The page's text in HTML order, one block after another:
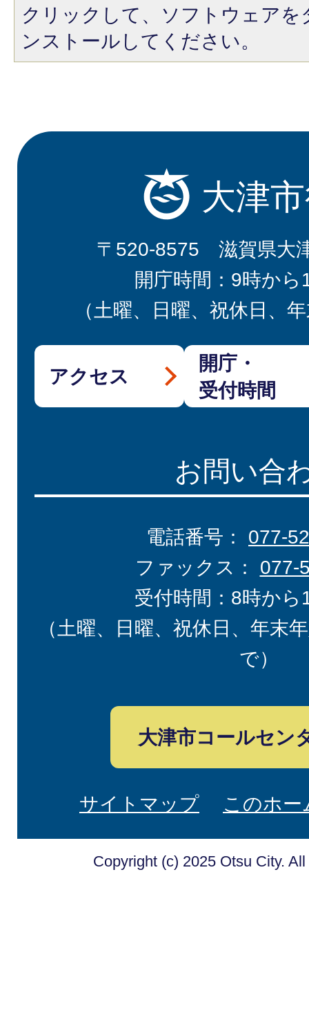
クリックして、ソフトウェア
ンストールしてください。
大津
〒520-8575 滋賀県大
開庁時間：9時から
（土曜、日曜、祝休日、
アクセス
開庁・
受付時間
お問い合
電話番号： 077-
ファックス： 077-
受付時間：8時から
（土曜、日曜、祝休日、年末
で）
大津市コールセン
サイトマップ このホ
Copyright (c) 2025 Otsu City.